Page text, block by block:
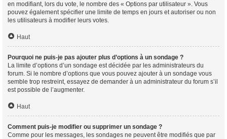
en modifiant, lors du vote, le nombre des « Options par utilisateur ». Vous
pouvez également spécifier une limite de temps en jours et autoriser ou non
les utilisateurs à modifier leurs votes.
Haut
Pourquoi ne puis-je pas ajouter plus d’options à un sondage ?
La limite d’options d’un sondage est décidée par les administrateurs du
forum. Si le nombre d’options que vous pouvez ajouter à un sondage vous
semble trop restreint, essayez de demander à un administrateur du forum s’il
est possible de l’augmenter.
Haut
Comment puis-je modifier ou supprimer un sondage ?
Comme pour les messages, les sondages ne peuvent être modifiés que par